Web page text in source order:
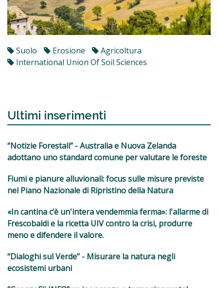
Suolo Erosione
Agricoltura
International Union Of Soil Sciences
Ultimi inserimenti
“Notizie Forestali” - Australia e Nuova Zelanda
adottano uno standard comune per valutare le foreste
Fiumi e pianure alluvionali: focus sulle misure previste
nel Piano Nazionale di Ripristino della Natura
«In cantina c’è un'intera vendemmia ferma»: l'allarme di
Frescobaldi e la ricetta UIV contro la crisi, produrre
meno e difendere il valore.
“Dialoghi sul Verde” - Misurare la natura negli
ecosistemi urbani